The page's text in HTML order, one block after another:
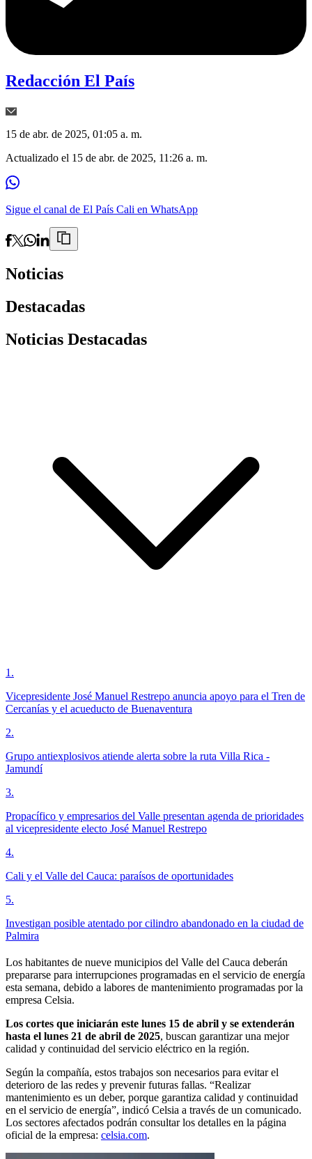
Redacción El País
15 de abr. de 2025, 01:05 a. m.
Actualizado el 15 de abr. de 2025, 11:26 a. m.
Sigue el canal de El País Cali en WhatsApp
Noticias
Destacadas
Noticias Destacadas
1 .
Vicepresidente José Manuel Restrepo anuncia apoyo para el Tren de
Cercanías y el acueducto de Buenaventura
2.
Grupo antiexplosivos atiende alerta sobre la ruta Villa Rica -
Jamundí
3.
Propacífico y empresarios del Valle presentan agenda de prioridades
al vicepresidente electo José Manuel Restrepo
4.
Cali y el Valle del Cauca: paraísos de oportunidades
5.
Investigan posible atentado por cilindro abandonado en la ciudad de
Palmira
Los habitantes de nueve municipios del Valle del Cauca deberán
prepararse para interrupciones programadas en el servicio de energía
esta semana, debido a labores de mantenimiento programadas por la
empresa Celsia.
Los cortes que iniciarán este lunes 15 de abril y se extenderán
hasta el lunes 21 de abril de 2025, buscan garantizar una mejor
calidad y continuidad del servicio eléctrico en la región.
Según la compañía, estos trabajos son necesarios para evitar el
deterioro de las redes y prevenir futuras fallas. “Realizar
mantenimiento es un deber, porque garantiza calidad y continuidad
en el servicio de energía”, indicó Celsia a través de un comunicado.
Los sectores afectados podrán consultar los detalles en la página
oficial de la empresa: celsia.com.